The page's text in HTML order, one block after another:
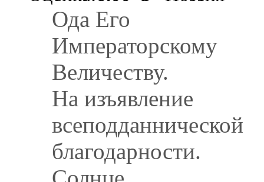
Ода Его
Императорскому
Величеству.
На изъявлениe
всеподданнической
благодарности.